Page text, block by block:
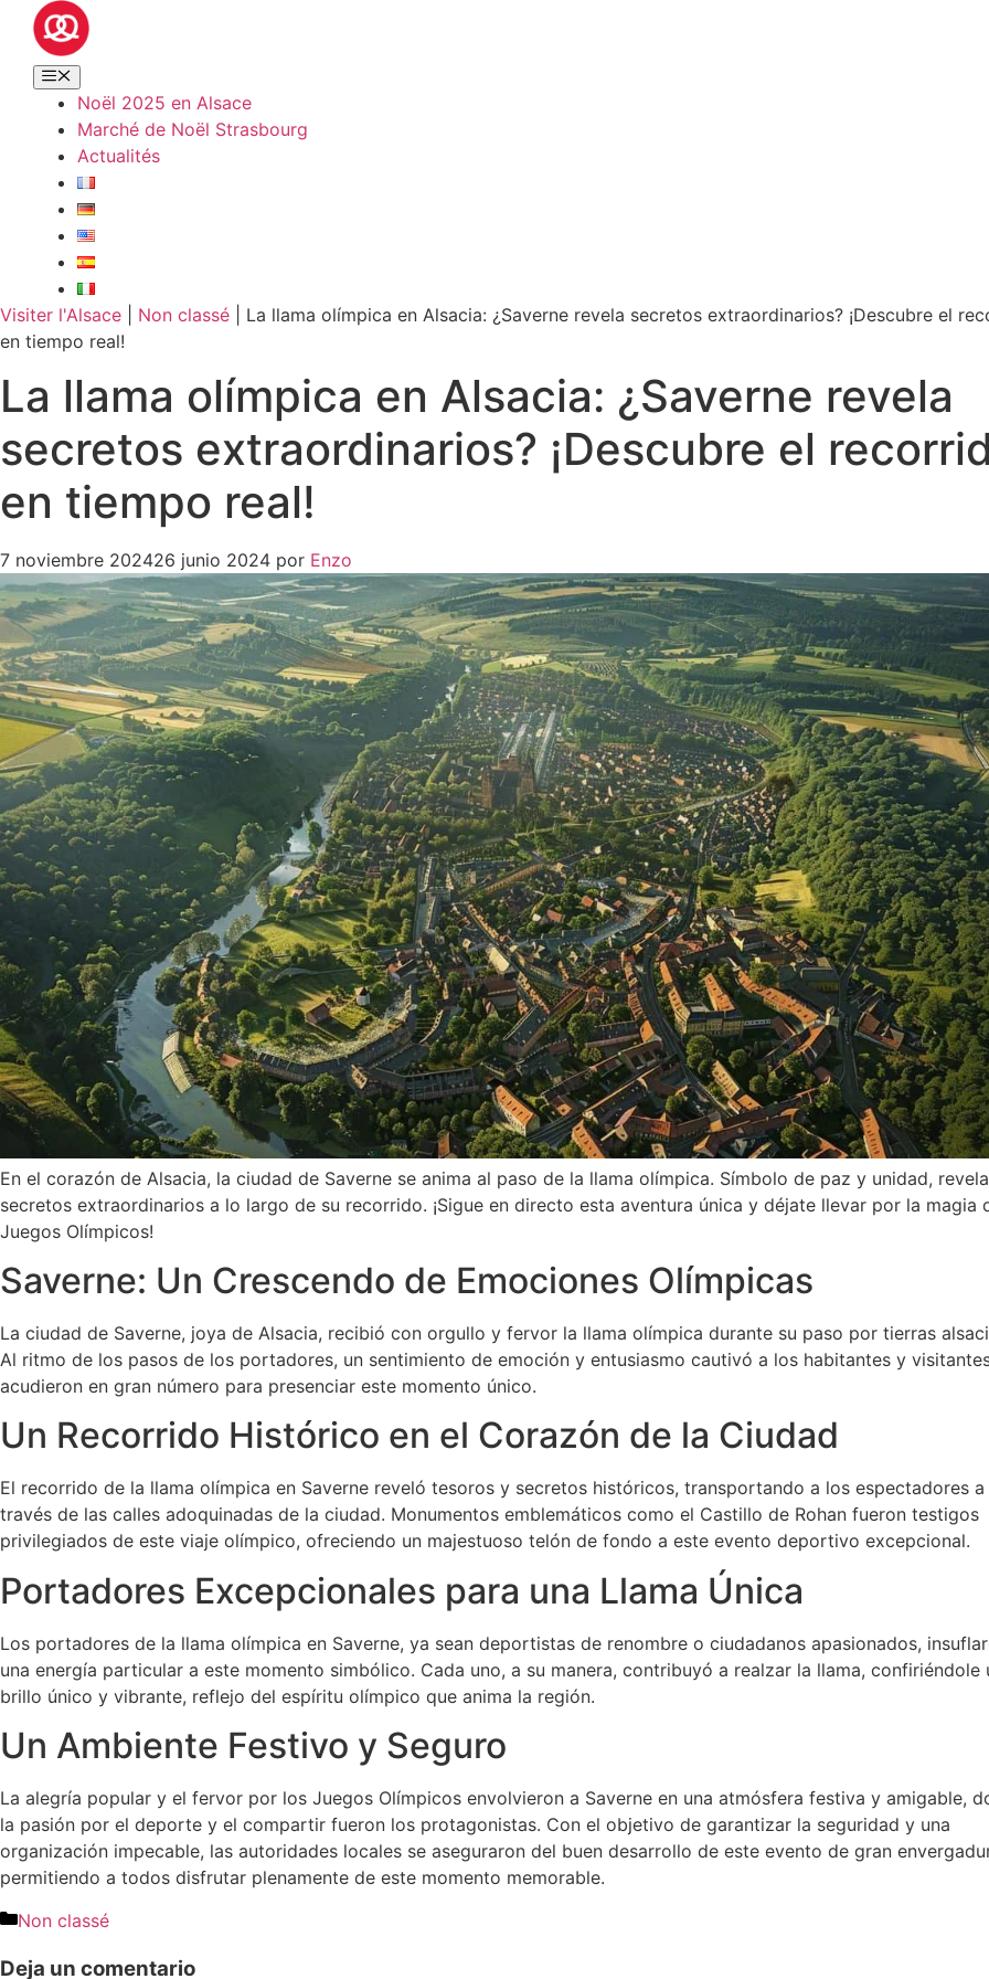
Noël 2025 en Alsace
Marché de Noël Strasbourg
Actualités
Visiter l'Alsace Non classé
La llama olímpica en Alsacia: ¿Saverne revela secretos extraordinarios? ¡Descubre el
en tiempo real!
La llama olímpica en Alsacia: ¿Saverne revela
secretos extraordinarios? ¡Descubre el
en tiempo real!
7 noviembre 202426 junio 2024 por Enzo
En el corazón de Alsacia, la ciudad de Saverne se anima al paso de la llama olímpica. Símbolo de paz y unidad, revela
secretos extraordinarios a lo largo de su recorrido. ¡Sigue en directo esta aventura única y déjate llevar por la magia
Juegos Olímpicos!
Saverne: Un Crescendo de Emociones Olímpicas
La ciudad de Saverne, joya de Alsacia, recibió con orgullo y fervor la llama olímpica durante su paso por tierras
Al ritmo de los pasos de los portadores, un sentimiento de emoción y entusiasmo cautivó a los habitantes y
acudieron en gran número para presenciar este momento único.
Un Recorrido Histórico en el Corazón de la Ciudad
El recorrido de la llama olímpica en Saverne reveló tesoros y secretos históricos, transportando a los espectadores a
través de las calles adoquinadas de la ciudad. Monumentos emblemáticos como el Castillo de Rohan fueron testigos
privilegiados de este viaje olímpico, ofreciendo un majestuoso telón de fondo a este evento deportivo excepcional.
Portadores Excepcionales para una Llama Única
Los portadores de la llama olímpica en Saverne, ya sean deportistas de renombre o ciudadanos apasionados,
una energía particular a este momento simbólico. Cada uno, a su manera, contribuyó a realzar la llama, confiriéndole
brillo único y vibrante, reflejo del espíritu olímpico que anima la región.
Un Ambiente Festivo y Seguro
La alegría popular y el fervor por los Juegos Olímpicos envolvieron a Saverne en una atmósfera festiva y amigable,
la pasión por el deporte y el compartir fueron los protagonistas. Con el objetivo de garantizar la seguridad y una
organización impecable, las autoridades locales se aseguraron del buen desarrollo de este evento de gran
permitiendo a todos disfrutar plenamente de este momento memorable.
Non classé
Deja un comentario